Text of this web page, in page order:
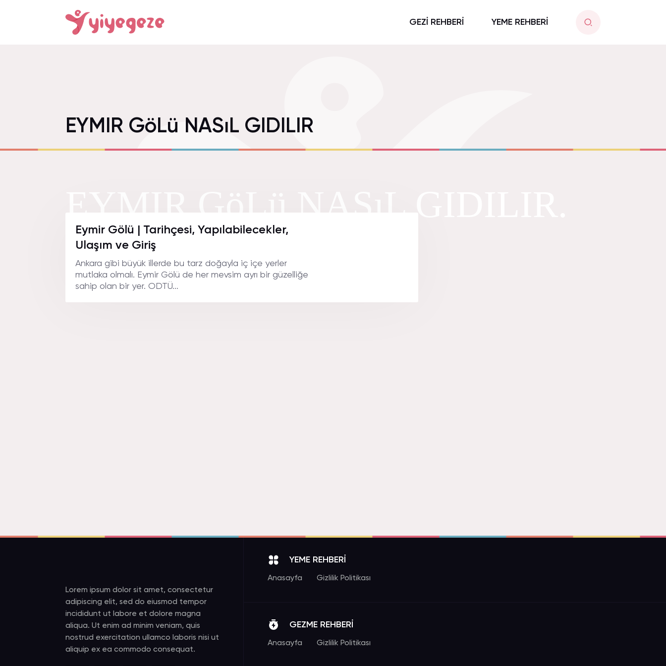
GEZİ REHBERİ YEME REHBERİ
EYMIR GöLü NASıL GIDILIR
Eymir Gölü | Tarihçesi, Yapılabilecekler,
Ulaşım ve Giriş
Ankara gibi büyük illerde bu tarz doğayla iç içe yerler
mutlaka olmalı. Eymir Gölü de her mevsim ayrı bir güzelliğe
sahip olan bir yer. ODTÜ...
Lorem ipsum dolor sit amet, consectetur
adipiscing elit, sed do eiusmod tempor
incididunt ut labore et dolore magna
aliqua. Ut enim ad minim veniam, quis
nostrud exercitation ullamco laboris nisi ut
aliquip ex ea commodo consequat.
YEME REHBERİ
Anasayfa Gizlilik Politikası
GEZME REHBERİ
Anasayfa Gizlilik Politikası